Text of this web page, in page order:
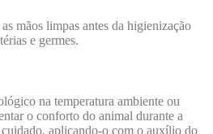
mãos limpas antes da higienização
e germes.
na temperatura ambiente ou
o conforto do animal durante a
aplicando-o com o auxílio do